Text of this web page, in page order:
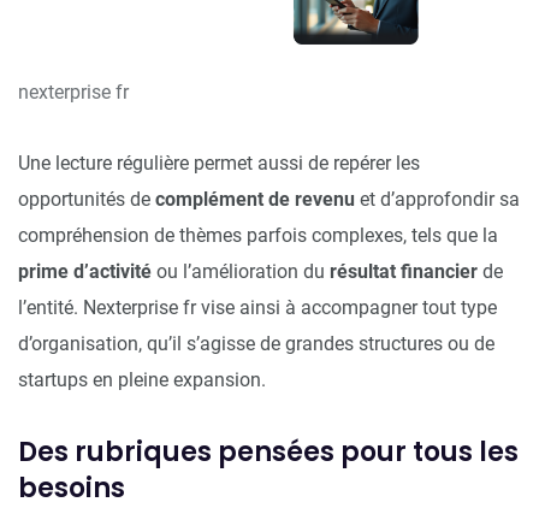
nexterprise fr
Une lecture régulière permet aussi de repérer les
opportunités de complément de revenu et d’approfondir sa
compréhension de thèmes parfois complexes, tels que la
prime d’activité ou l’amélioration du résultat financier de
l’entité. Nexterprise fr vise ainsi à accompagner tout type
d’organisation, qu’il s’agisse de grandes structures ou de
startups en pleine expansion.
Des rubriques pensées pour tous les
besoins